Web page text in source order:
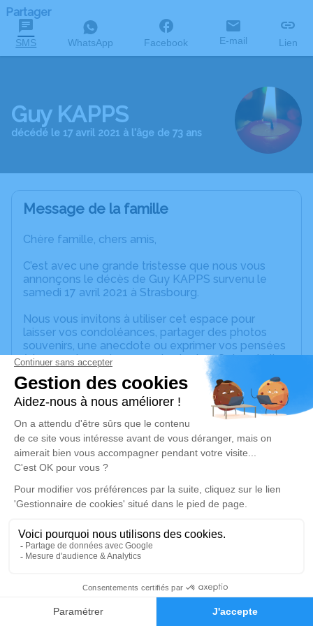
Faire-part Hommages
Partager
SMS WhatsApp Facebook E-mail Lien
Guy KAPPS
décédé le 17 avril 2021 à l'âge de 73 ans
Message de la famille
Chère famille, chers amis,
C’est avec une grande tristesse que nous vous
annonçons le décès de Guy KAPPS survenu le
samedi 17 avril 2021 à Strasbourg.
Nous vous invitons à utiliser cet espace pour
laisser vos condoléances, partager des photos
souvenirs, une anecdote ou exprimer vos pensées
à travers des poèmes ou des textes. Cet endroit
est un lieu d'expression dédié à honorer la
mémoire de Guy KAPPS.
Un service de plantation d’arbre hommage est
disponible ici.
Cérémonie religieuse
Eglise Protestante de Scharrachbergheim-
Irmstett
67310 Scharrachbergheim-Irmstett